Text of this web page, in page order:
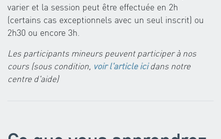
varier et la session peut être effectuée en 2h
(certains cas exceptionnels avec un seul inscrit) ou
2h30 ou encore 3h.
Les participants mineurs peuvent participer à nos
cours (sous condition, voir l'article icidans notre
centre d'aide)